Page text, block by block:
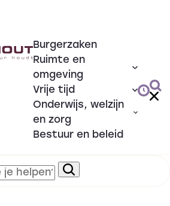
Burgerzaken
Ruimte en
omgeving
Vrije tijd
Onderwijs, welzijn
en zorg
Bestuur en beleid